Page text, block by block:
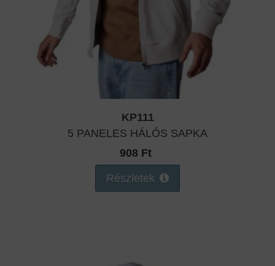
KP111
5 PANELES HÁLÓS SAPKA
908 Ft
Részletek